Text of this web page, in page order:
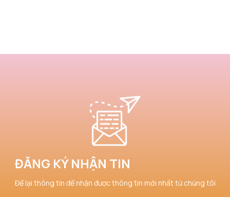
ĐĂNG KÝ NHẬN TIN
Để lại thông tin để nhận được thông tin mới nhất từ chúng tôi